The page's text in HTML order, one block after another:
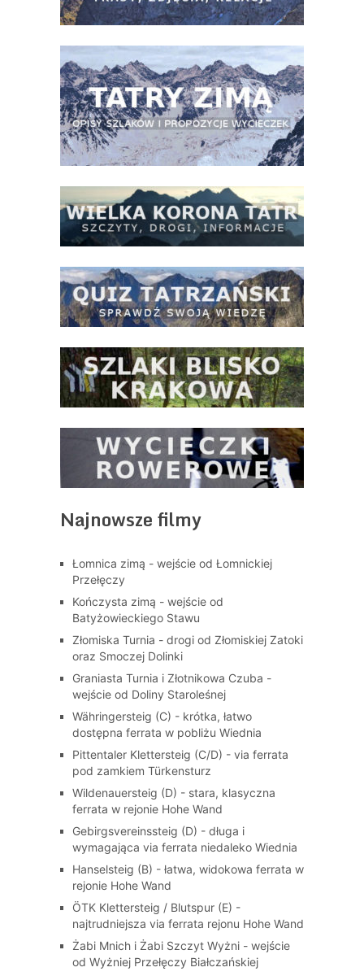
Najnowsze filmy
Łomnica zimą - wejście od Łomnickiej
Przełęczy
Kończysta zimą - wejście od
Batyżowieckiego Stawu
Złomiska Turnia - drogi od Złomiskiej Zatoki
oraz Smoczej Dolinki
Graniasta Turnia i Złotnikowa Czuba -
wejście od Doliny Staroleśnej
Währingersteig (C) - krótka, łatwo
dostępna ferrata w pobliżu Wiednia
Pittentaler Klettersteig (C/D) - via ferrata
pod zamkiem Türkensturz
Wildenauersteig (D) - stara, klasyczna
ferrata w rejonie Hohe Wand
Gebirgsvereinssteig (D) - długa i
wymagająca via ferrata niedaleko Wiednia
Hanselsteig (B) - łatwa, widokowa ferrata w
rejonie Hohe Wand
ÖTK Klettersteig / Blutspur (E) -
najtrudniejsza via ferrata rejonu Hohe Wand
Żabi Mnich i Żabi Szczyt Wyżni - wejście
od Wyżniej Przełęczy Białczańskiej